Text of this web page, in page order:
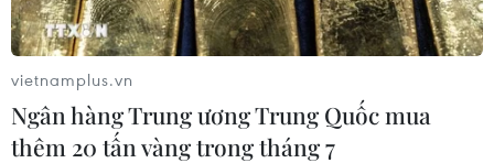
vietnamplus.vn
Ngân hàng Trung ương Trung Quốc mua
thêm 20 tấn vàng trong tháng 7